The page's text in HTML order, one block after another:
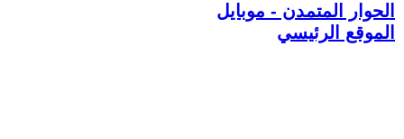
الحوار المتمدن - موبايل
الموقع الرئيسي